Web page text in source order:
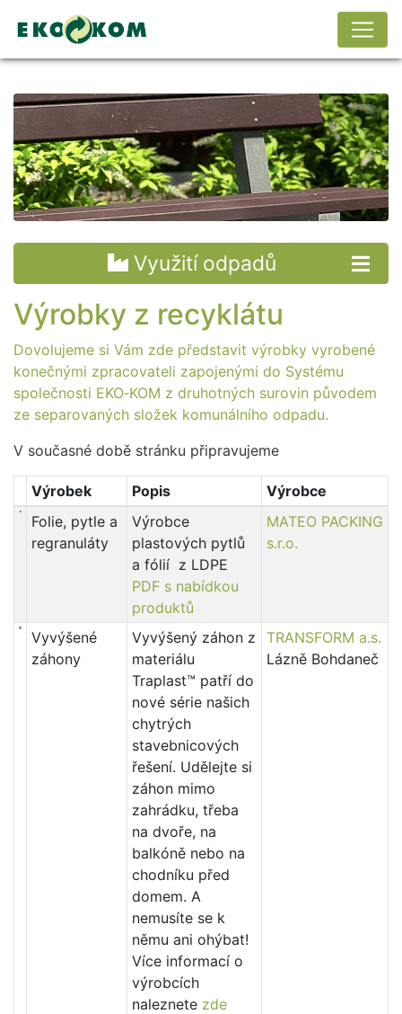
Využití odpadů
Výrobky z recyklátu
Dovolujeme si Vám zde představit výrobky vyrobené
konečnými zpracovateli zapojenými do Systému
společnosti EKO‑KOM z druhotných surovin původem
ze separovaných složek komunálního odpadu.
V současné době stránku připravujeme
Výrobek Popis
Výrobce
Folie, pytle a
regranuláty
Výrobce
plastových pytlů
a fólií z LDPE
PDF s nabídkou
produktů
MATEO PACKING
s.r.o.
Vyvýšené
záhony
Vyvýšený záhon z
materiálu
Traplast™ patří do
nové série našich
chytrých
stavebnicových
řešení. Udělejte si
záhon mimo
zahrádku, třeba
na dvoře, na
balkóně nebo na
chodníku před
domem. A
nemusíte se k
němu ani ohýbat!
Více informací o
výrobcích
naleznete zde
TRANSFORM a.s.
Lázně Bohdaneč